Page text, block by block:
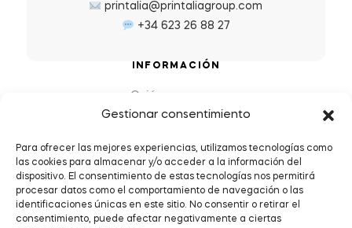
Gestionar consentimiento
Para ofrecer las mejores experiencias, utilizamos tecnologías como
las cookies para almacenar y/o acceder a la información del
dispositivo. El consentimiento de estas tecnologías nos permitirá
procesar datos como el comportamiento de navegación o las
identificaciones únicas en este sitio. No consentir o retirar el
consentimiento, puede afectar negativamente a ciertas
printalia@printaliagroup.com
+34 623 26 88 27
INFORMACIÓN
Quiénes somos
Preguntas Frecuentes (FAQs)
Política de Devoluciones y Reembolsos
Envíos y plazos de entrega
Política de Privacidad y Cookies
Condiciones de servicio